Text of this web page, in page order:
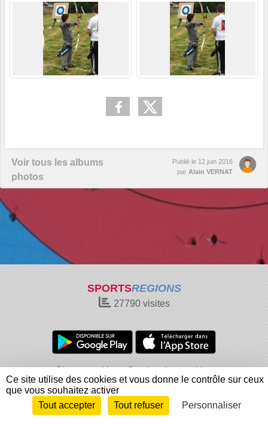
Voir tous les albums
photos
Publié le 12 juin 2016
par Alain VERNAT
SPORTSREGIONS
27790visites
Charte cookies
Gestion des cookies
Informations légales
Signaler un contenu inapproprié
Envie de participer ? Connexion
Ce site utilise des cookies et vous donne le contrôle sur ceux
que vous souhaitez activer
Tout accepter
Tout refuser Personnaliser